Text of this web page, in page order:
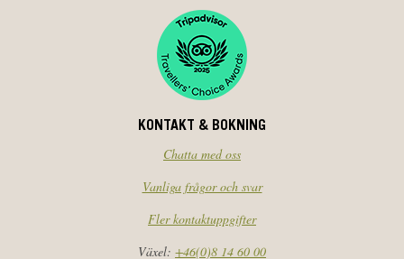
KONTAKT & BOKNING
Chatta med oss
Vanliga frågor och svar
Fler kontaktuppgifter
Växel: +46(0)8 14 60 00